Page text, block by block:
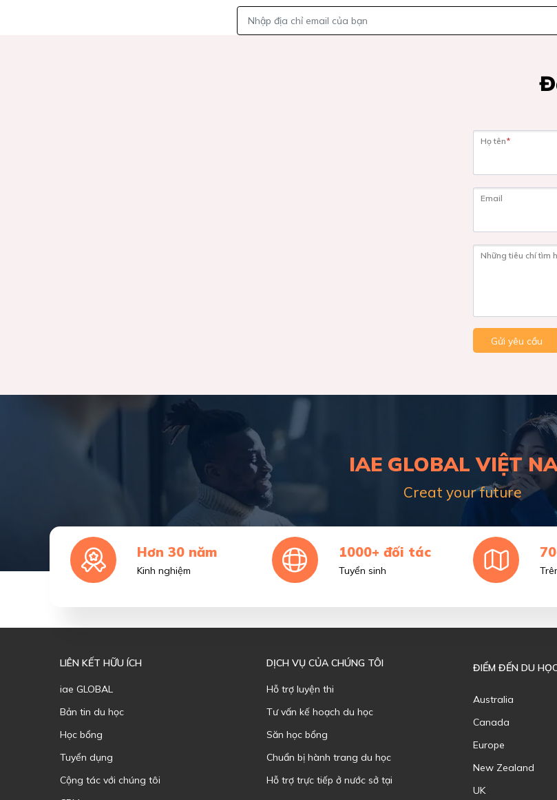
Họ tên*
Email
Những tiêu chí tìm
Gửi yêu cầu
IAE GLOBAL VIỆT
Creat your future
Hơn 30 năm
Kinh nghiệm
1000+ đối tác
Tuyển sinh
LIÊN KẾT HỮU ÍCH
iae GLOBAL
Bản tin du học
Học bổng
Tuyển dụng
Cộng tác với chúng tôi
DỊCH VỤ CỦA CHÚNG TÔI
Hỗ trợ luyện thi
Tư vấn kế hoạch du học
Săn học bổng
Chuẩn bị hành trang du học
Hỗ trợ trực tiếp ở nước sở tại
ĐIỂM ĐẾN DU
Australia
Canada
Europe
New Zealand
UK